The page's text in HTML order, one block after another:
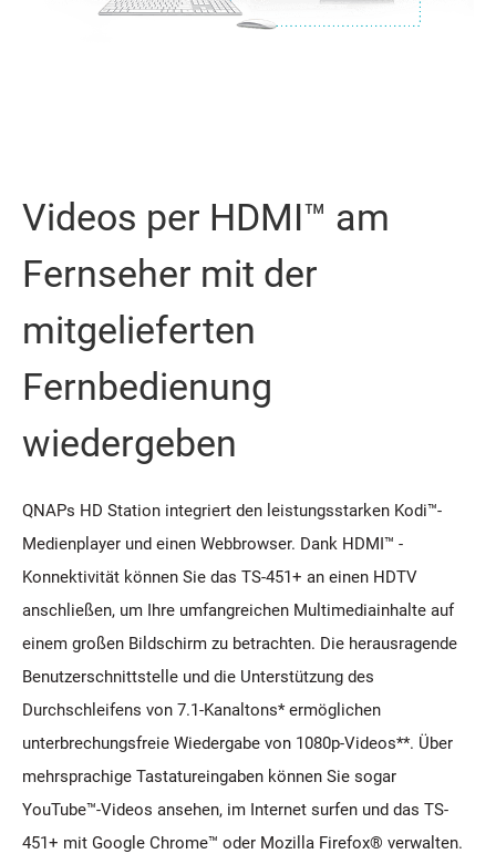
Videos per HDMI™ am
Fernseher mit der
mitgelieferten
Fernbedienung
wiedergeben
QNAPs HD Station integriert den leistungsstarken Kodi™-
Medienplayer und einen Webbrowser. Dank HDMI™ -
Konnektivität können Sie das TS-451+ an einen HDTV
anschließen, um Ihre umfangreichen Multimediainhalte auf
einem großen Bildschirm zu betrachten. Die herausragende
Benutzerschnittstelle und die Unterstützung des
Durchschleifens von 7.1-Kanaltons* ermöglichen
unterbrechungsfreie Wiedergabe von 1080p-Videos**. Über
mehrsprachige Tastatureingaben können Sie sogar
YouTube™-Videos ansehen, im Internet surfen und das TS-
451+ mit Google Chrome™ oder Mozilla Firefox® verwalten.